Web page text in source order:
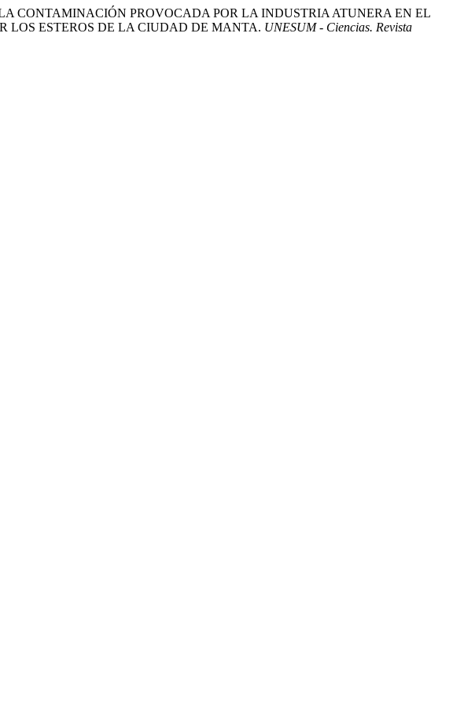
LA CONTAMINACIÓN PROVOCADA POR LA INDUSTRIA ATUNERA EN EL
LOS ESTEROS DE LA CIUDAD DE MANTA. UNESUM - Ciencias. Revista